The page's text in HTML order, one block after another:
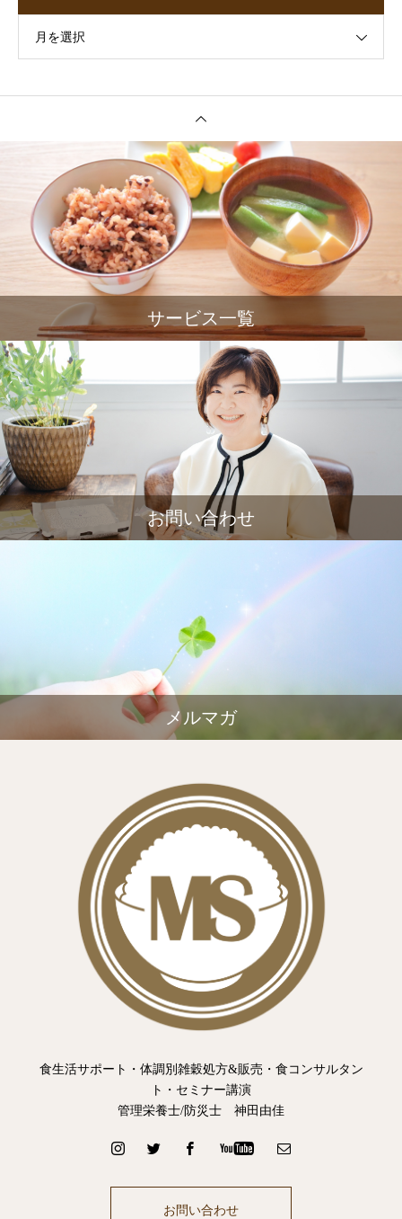
月を選択
サービス一覧
お問い合わせ
メルマガ
食生活サポート・体調別雑穀処方&販売・食コンサルタン
ト・セミナー講演
管理栄養士/防災士 神田由佳
お問い合わせ